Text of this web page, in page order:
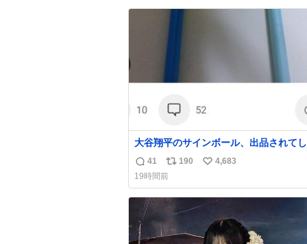
数
ス
ね
大谷翔平のサインボール、出品されて
う…
返
信
数
41
リ
ポ
ス
ト
数
190
い
ね
4,683
19時間前